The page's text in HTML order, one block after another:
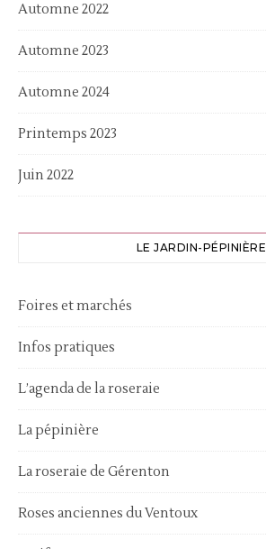
Automne 2022
Automne 2023
Automne 2024
Printemps 2023
Juin 2022
LE JARDIN-PÉPINIÈRE
Foires et marchés
Infos pratiques
L’agenda de la roseraie
La pépinière
La roseraie de Gérenton
Roses anciennes du Ventoux